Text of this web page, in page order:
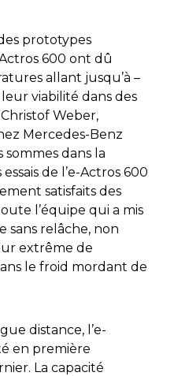
prototypes
600 ont dû
allant jusqu’à –
viabilité dans des
Weber,
Mercedes-Benz
sommes dans la
de l’e-Actros 600
satisfaits des
l’équipe qui a mis
sans relâche, non
extrême de
le froid mordant de
distance, l’e-
en première
La capacité